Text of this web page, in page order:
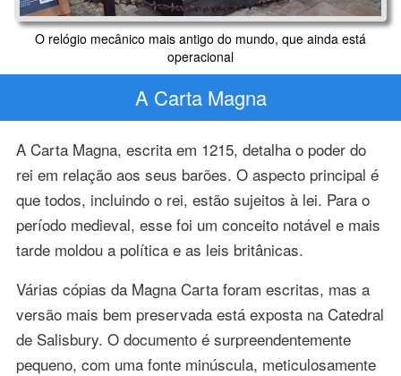
O relógio mecânico mais antigo do mundo, que ainda está
operacional
A Carta Magna
A Carta Magna, escrita em 1215, detalha o poder do
rei em relação aos seus barões. O aspecto principal é
que todos, incluindo o rei, estão sujeitos à lei. Para o
período medieval, esse foi um conceito notável e mais
tarde moldou a política e as leis britânicas.
Várias cópias da Magna Carta foram escritas, mas a
versão mais bem preservada está exposta na Catedral
de Salisbury. O documento é surpreendentemente
pequeno, com uma fonte minúscula, meticulosamente